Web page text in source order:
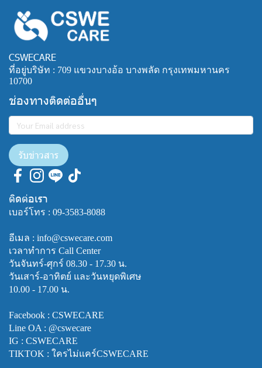
CSWECARE
ที่อยู่บริษัท : 709 แขวงบางอ้อ บางพลัด กรุงเทพมหานคร
10700
ช่องทางติดต่ออื่นๆ
รับข่าวสาร
ติดต่อเรา
เบอร์โทร : 09-3583-8088
อีเมล : info@cswecare.com
เวลาทำการ Call Center
วันจันทร์-ศุกร์ 08.30 - 17.30 น.
วันเสาร์-อาทิตย์ และวันหยุดพิเศษ
10.00 - 17.00 น.
Facebook : CSWECARE
Line OA : @cswecare
IG : CSWECARE
TIKTOK : ใครไม่แคร์CSWECARE